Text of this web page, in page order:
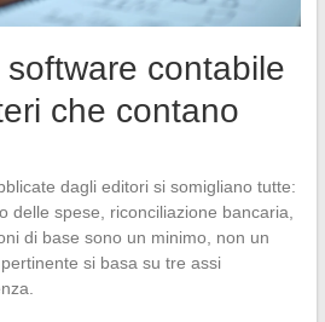
contabile
che contano
dagli editori si somigliano tutte:
delle spese, riconciliazione bancaria,
di base sono un minimo, non un
si basa su tre assi